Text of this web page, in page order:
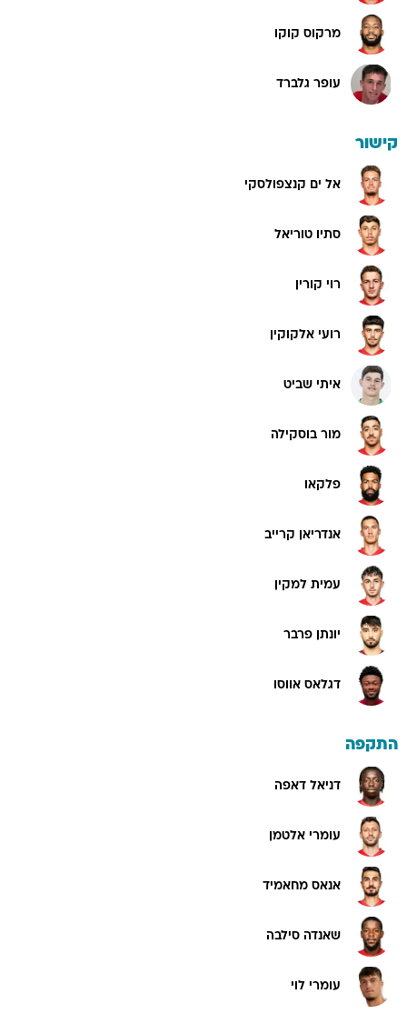
מרקוס קוקו
עופר גלברד
קישור
אל ים קנצפולסקי
סתיו טוריאל
רוי קורין
רועי אלקוקין
איתי שביט
מור בוסקילה
פלקאו
אנדריאן קרייב
עמית למקין
יונתן פרבר
דגלאס אווסו
התקפה
דניאל דאפה
עומרי אלטמן
אנאס מחאמיד
שאנדה סילבה
עומרי לוי